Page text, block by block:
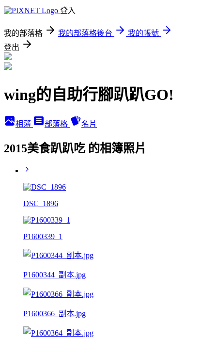
登入
我的部落格 我的部落格後台
我的帳號
登出
wing的自助行腳趴趴GO!
相簿 部落格 名片
2015美食趴趴吃 的相簿照片
DSC_1896
P1600339_1
P1600344_副本.jpg
P1600366_副本.jpg